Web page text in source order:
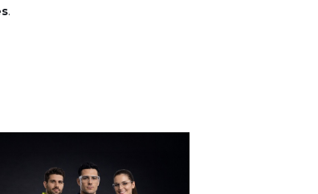
.